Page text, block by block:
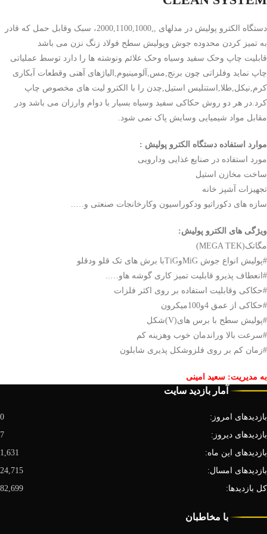
دستگاه الکترو پولیش در مدلهای ,,2000,1100,1000، سبک وقابل حمل که قادر
به تمیز کردن محدوده جوش وپولیش سطح فولاد زنگ نزن می باشد
قابلیت چاپ وحک سفید وسیاه وحک علائم ونوشته ها را دارد توسط عملیاتی
چاپ نماید وفلزاتی چون برنج,مس,آلومینیوم,الیاژهای آهنی وقطعات آبکاری
کرم,نیکل,طلا,استنلیس استیل,چدن را با الکترو لیت های مخصوص چاپ
کرد.در هر دو روش حکاکی سفید وسیاه بسیار با دوام وارزان می باشد ودر
مقابل مواد شیمیایی وسایش پاک نمی شود.
موارد استفاده دستگاه الکترو پولیش :
مورد استفاده در صنایع غذایی ودارویی
ساخت مخازن استیل
تجهیزات آشپز خانه
سازه های دکوراتیو ودکوراسیون وکارخانجات صنعتی و…..
ویژگی های الکترو پولیش:
مگاتک(MEGA TEK)
#پولیش انواع جوش MiGوTiGبا برش های تک قلو ودقلو
#انعطاف پذیرو قابلیت تمیز کاری گوشه هاو…..
#حکاکی وقابلیت استفاده بر روی اکثر فلزات
#حکاکی از عمق 4و100میکرون
#پولیش سطح با برس های(V)شکل
#سرعت بالا وراندمان خوب وهزینه کم
#زمان کم بر روی فلزوشکل پذیری شابلون
به مدیریت: سعید امینی
آمار بازدید سایت
بازدیدهای امروز:
0
بازدیدهای دیروز:
7
بازدیدهای این ماه:
1,631
بازدیدهای امسال:
24,715
کل بازدیدها:
82,699
با مخاطبان